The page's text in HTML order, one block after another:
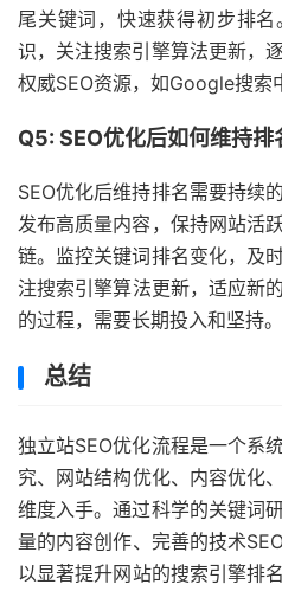
尾关键词，快速获得初步排
识，关注搜索引擎算法更新，
权威SEO资源，如Google搜索
Q5: SEO优化后如何维持排
SEO优化后维持排名需要持续
发布高质量内容，保持网站活
链。监控关键词排名变化，及
注搜索引擎算法更新，适应新
的过程，需要长期投入和坚持。
总结
独立站SEO优化流程是一个系
究、网站结构优化、内容优化
维度入手。通过科学的关键词
量的内容创作、完善的技术
以显著提升网站的搜索引擎排